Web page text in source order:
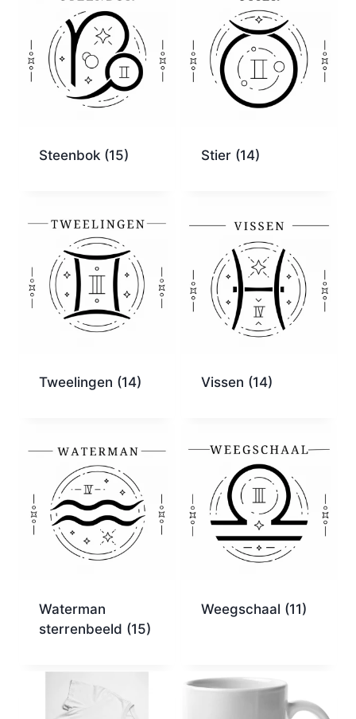
Steenbok (15) Stier (14)
Tweelingen (14) Vissen (14)
Waterman
sterrenbeeld (15)
Weegschaal (11)